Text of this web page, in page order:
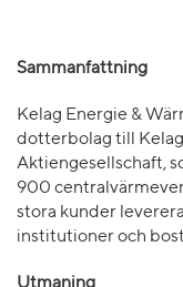
Sammanfattning
Kelag Energie &
dotterbolag till
Aktiengesellschaft,
900
stora kunder
institutioner och